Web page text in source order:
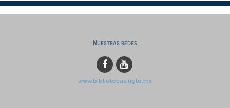
Nuestras redes
www.bibliotecas.ugto.mx